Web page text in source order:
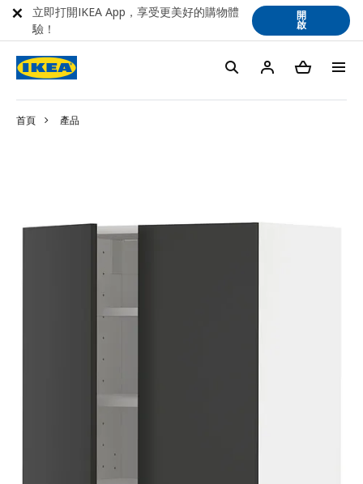
首頁 產品
立即打開IKEA App，享受更美好的購物體
驗！
開
啟